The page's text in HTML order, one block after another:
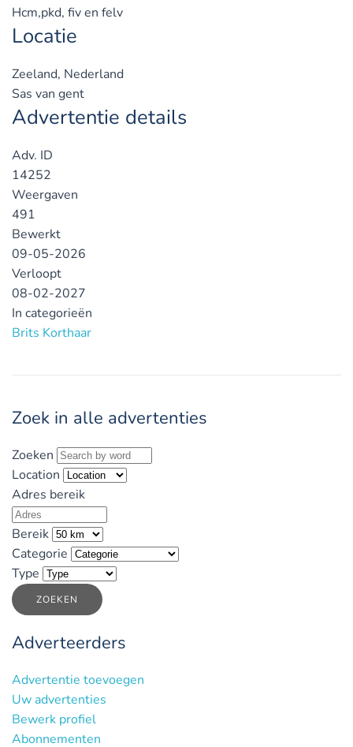
Hcm,pkd, fiv en felv
Locatie
Zeeland, Nederland
Sas van gent
Advertentie details
Adv. ID
14252
Weergaven
491
Bewerkt
09-05-2026
Verloopt
08-02-2027
In categorieën
Brits Korthaar
Zoek in alle advertenties
Zoeken
Location
Adres bereik
Bereik
Categorie
Type
ZOEKEN
Adverteerders
Advertentie toevoegen
Uw advertenties
Bewerk profiel
Abonnementen